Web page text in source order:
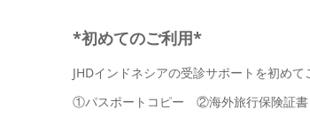
*初めてのご利用*
JHDインドネシアの受診サポートを初め
①パスポートコピー ②海外旅行保険証